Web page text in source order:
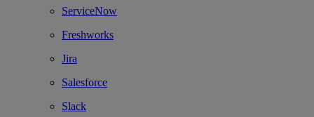
ServiceNow
Freshworks
Jira
Salesforce
Slack